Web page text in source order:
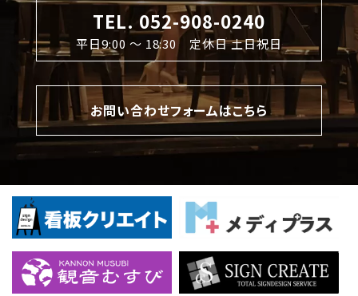
TEL. 052-908-0240
平日9:00 〜 18:30 定休日 土日祝日
お問い合わせフォームはこちら